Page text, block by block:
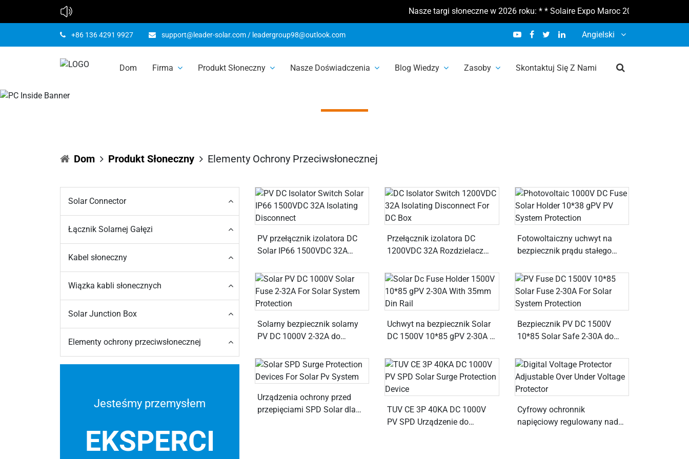
Nasze targi słoneczne w 2026 roku: * * Solaire Expo Maroc 2026 10-12 lutego
+86 136 4291 9927 support@leader-solar.com / leadergroup98@outlook.com Angielski
Dom Firma Produkt Słoneczny Nasze Doświadczenia Blog Wiedzy Zasoby Skontaktuj Się Z Nami
Elementy ochrony przeciwsłonecznej
Dom Produkt Słoneczny Elementy Ochrony Przeciwsłonecznej
PV przełącznik izolatora DC
Solar IP66 1500VDC 32A
Przełącznik izolatora DC
1200VDC 32A Rozdzielacz
Fotowoltaiczny uchwyt na
bezpiecznik prądu stałego
systemu PV
Solarny bezpiecznik solarny
PV DC 1000V 2-32A do
słonecznego
Uchwyt na bezpiecznik Solar
DC 1500V 10*85 gPV 2-30A z
Bezpiecznik PV DC 1500V
10*85 Solar Safe 2-30A do
Urządzenia ochrony przed
przepięciami SPD Solar dla
TUV CE 3P 40KA DC 1000V
PV SPD Urządzenie do
Cyfrowy ochronnik
napięciowy regulowany nad
Solar Connector
Łącznik Solarnej Gałęzi
Kabel słoneczny
Wiązka kabli słonecznych
Solar Junction Box
Elementy ochrony przeciwsłonecznej
Jesteśmy przemysłem
EKSPERCI